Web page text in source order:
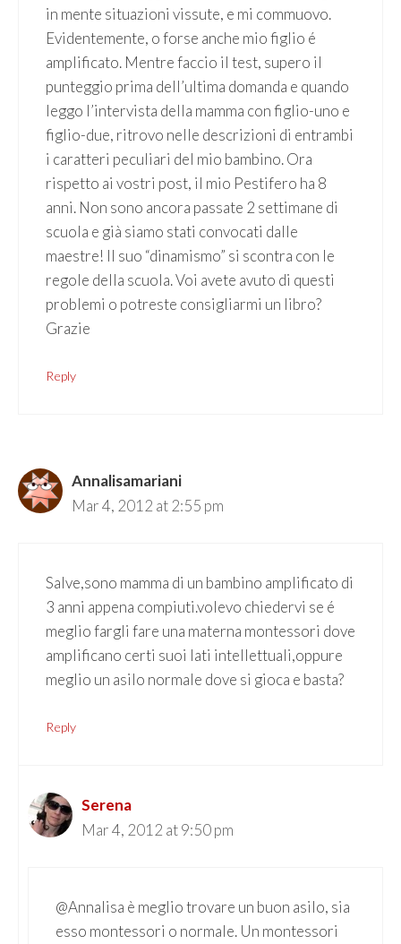
in mente situazioni vissute, e mi commuovo.
Evidentemente, o forse anche mio figlio é
amplificato. Mentre faccio il test, supero il
punteggio prima dell’ultima domanda e quando
leggo l’intervista della mamma con figlio-uno e
figlio-due, ritrovo nelle descrizioni di entrambi
i caratteri peculiari del mio bambino. Ora
rispetto ai vostri post, il mio Pestifero ha 8
anni. Non sono ancora passate 2 settimane di
scuola e già siamo stati convocati dalle
maestre! Il suo “dinamismo” si scontra con le
regole della scuola. Voi avete avuto di questi
problemi o potreste consigliarmi un libro?
Grazie
Reply
Annalisamariani
Mar 4, 2012 at 2:55 pm
Salve,sono mamma di un bambino amplificato di
3 anni appena compiuti.volevo chiedervi se é
meglio fargli fare una materna montessori dove
amplificano certi suoi lati intellettuali,oppure
meglio un asilo normale dove si gioca e basta?
Reply
Serena
Mar 4, 2012 at 9:50 pm
@Annalisa è meglio trovare un buon asilo, sia
esso montessori o normale. Un montessori